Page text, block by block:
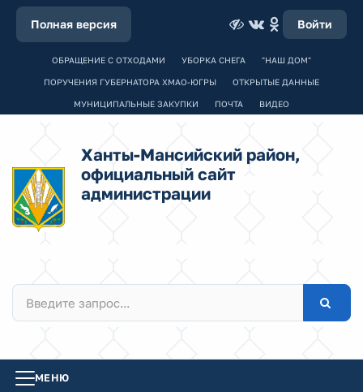
Полная версия Войти
ОБРАЩЕНИЕ С ОТХОДАМИ УБОРКА СНЕГА "НАШ ДОМ"
ПОРУЧЕНИЯ ГУБЕРНАТОРА ХМАО-ЮГРЫ ОТКРЫТЫЕ ДАННЫЕ
МУНИЦИПАЛЬНЫЕ ЗАКУПКИ ПОЧТА ВИДЕО
Ханты-Мансийский район,
официальный сайт
администрации
МЕНЮ